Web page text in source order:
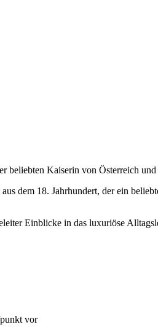
beliebten Kaiserin von Österreich
dem 18. Jahrhundert, der ein
Einblicke in das luxuriöse
vor